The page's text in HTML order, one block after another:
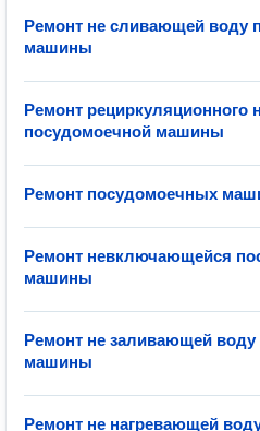
Ремонт не сливающей воду
машины
Ремонт рециркуляционного
посудомоечной машины
Ремонт посудомоечных
Ремонт невключающейся
машины
Ремонт не заливающей
машины
Ремонт не нагревающей